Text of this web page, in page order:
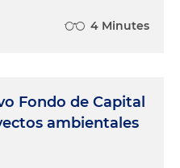
4 Minutes
Fondo de Capital
ambientales